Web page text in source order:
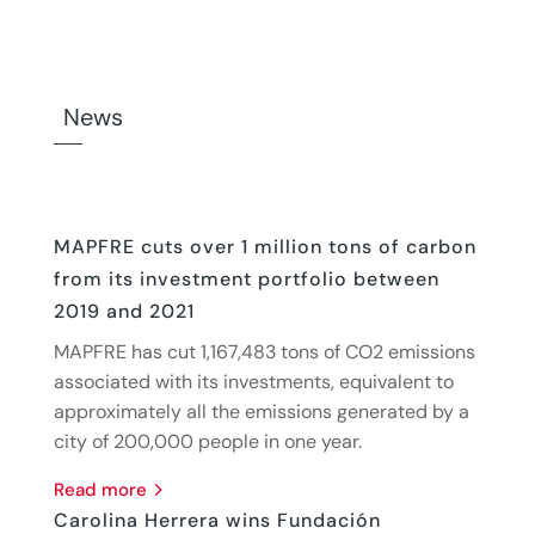
News
MAPFRE cuts over 1 million tons of carbon
from its investment portfolio between
2019 and 2021
MAPFRE has cut 1,167,483 tons of CO2 emissions
associated with its investments, equivalent to
approximately all the emissions generated by a
city of 200,000 people in one year.
read more
Carolina Herrera wins Fundación